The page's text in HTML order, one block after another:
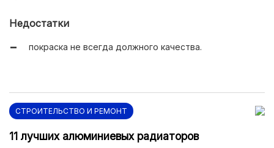
Недостатки
покраска не всегда должного качества.
СТРОИТЕЛЬСТВО И РЕМОНТ
11 лучших алюминиевых радиаторов